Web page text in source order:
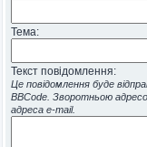
Тема:
Текст повідомлення:
Це повідомлення буде
BBCode. Зворотньою
адреса e-mail.